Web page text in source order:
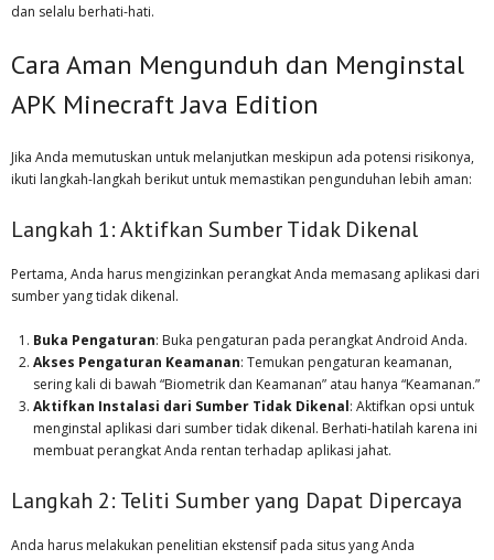
dan selalu berhati-hati.
Cara Aman Mengunduh dan Menginstal
APK Minecraft Java Edition
Jika Anda memutuskan untuk melanjutkan meskipun ada potensi risikonya,
ikuti langkah-langkah berikut untuk memastikan pengunduhan lebih aman:
Langkah 1: Aktifkan Sumber Tidak Dikenal
Pertama, Anda harus mengizinkan perangkat Anda memasang aplikasi dari
sumber yang tidak dikenal.
Buka Pengaturan: Buka pengaturan pada perangkat Android Anda.
Akses Pengaturan Keamanan: Temukan pengaturan keamanan,
sering kali di bawah “Biometrik dan Keamanan” atau hanya “Keamanan.”
Aktifkan Instalasi dari Sumber Tidak Dikenal: Aktifkan opsi untuk
menginstal aplikasi dari sumber tidak dikenal. Berhati-hatilah karena ini
membuat perangkat Anda rentan terhadap aplikasi jahat.
Langkah 2: Teliti Sumber yang Dapat Dipercaya
Anda harus melakukan penelitian ekstensif pada situs yang Anda